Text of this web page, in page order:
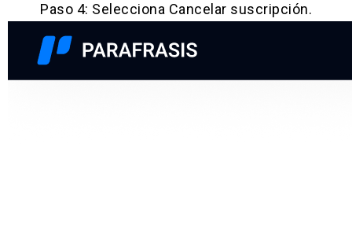
Paso 4: Selecciona Cancelar suscripción.